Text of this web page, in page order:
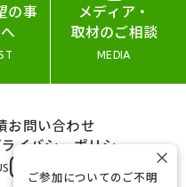
の事
メディア・
取材のご相談
MEDIA
お問い合わせ
イバシーポリシー
ご参加についてのご不明
×